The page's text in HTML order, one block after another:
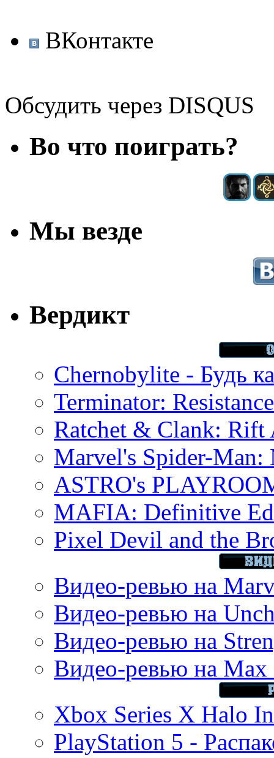
ВКонтакте
Обсудить через DISQUS
Во что поиграть?
Мы везде
Вердикт
Chernobylite - Будь
Terminator:
Ratchet & Clank: Rift
Marvel's Spider-Man:
ASTRO's
MAFIA: Definitive
Pixel Devil and the
Видео-ревью на
Видео-ревью на
Видео-ревью на
Видео-ревью на Max
Xbox Series X Halo
PlayStation 5 -